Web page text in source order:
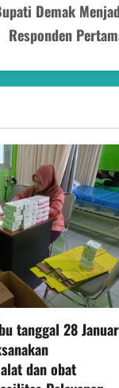
Demak
Responden
tanggal 28
dan obat